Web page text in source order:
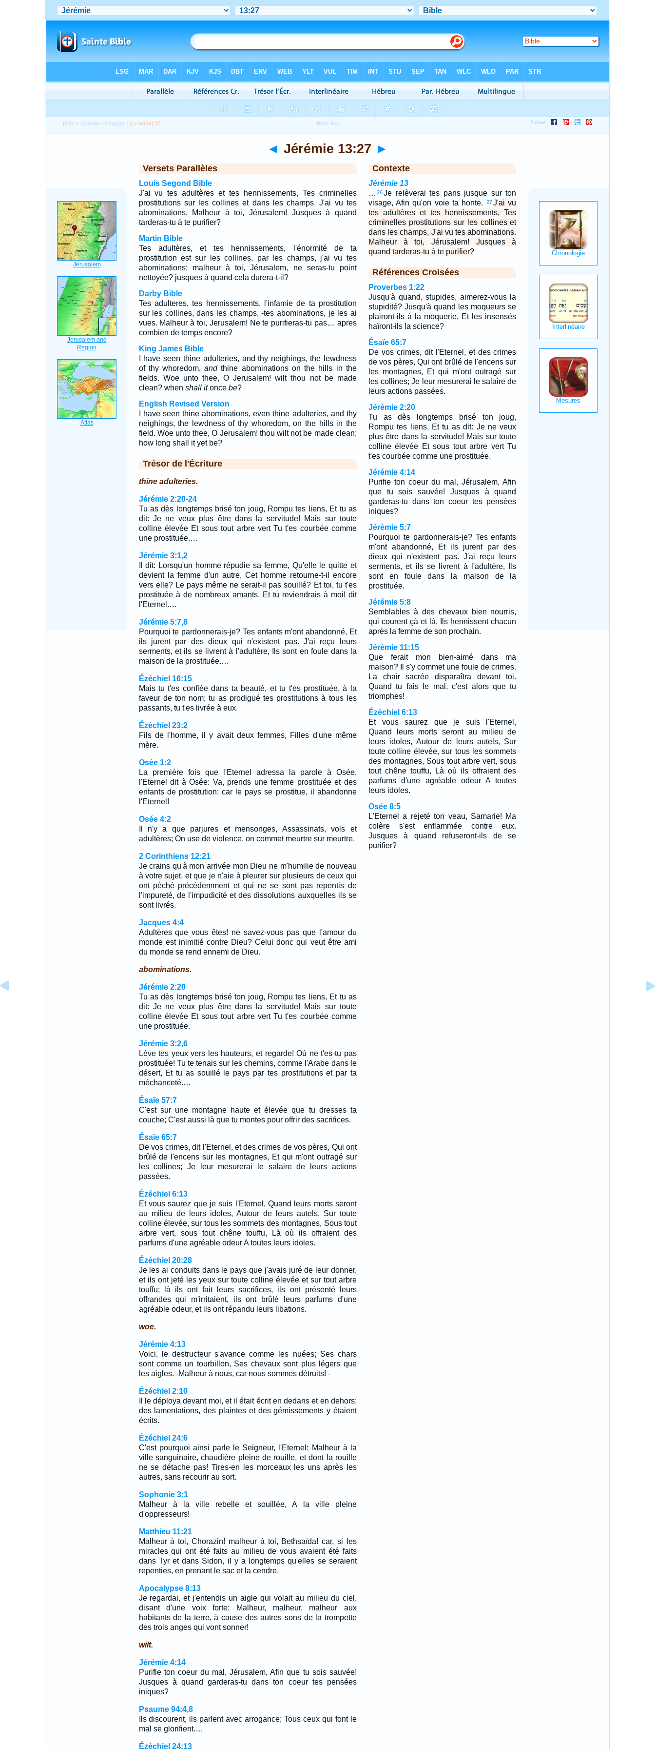
Bible >Jérémie >Chapitre 13 > Verset 27
◄ Jérémie 13:27 ►
Versets Parallèles
Louis Segond Bible
J'ai vu tes adultères et tes hennissements, Tes criminelles
prostitutions sur les collines et dans les champs, J'ai vu tes
abominations. Malheur à toi, Jérusalem! Jusques à quand
tarderas-tu à te purifier?
Martin Bible
Tes adultères, et tes hennissements, l'énormité de ta
prostitution est sur les collines, par les champs, j'ai vu tes
abominations; malheur à toi, Jérusalem, ne seras-tu point
nettoyée? jusques à quand cela durera-t-il?
Darby Bible
Tes adulteres, tes hennissements, l'infamie de ta prostitution
sur les collines, dans les champs, -tes abominations, je les ai
vues. Malheur à toi, Jerusalem! Ne te purifieras-tu pas,... apres
combien de temps encore?
King James Bible
I have seen thine adulteries, and thy neighings, the lewdness
of thy whoredom,andthine abominations on the hills in the
fields. Woe unto thee, O Jerusalem! wilt thou not be made
clean? when shall itonce be?
English Revised Version
I have seen thine abominations, even thine adulteries, and thy
neighings, the lewdness of thy whoredom, on the hills in the
field. Woe unto thee, O Jerusalem! thou wilt not be made clean;
how long shall it yet be?
Trésor de l'Écriture
thine adulteries.
Jérémie 2:20-24
Tu as dès longtemps brisé ton joug, Rompu tes liens, Et tu as
dit: Je ne veux plus être dans la servitude! Mais sur toute
colline élevée Et sous tout arbre vert Tu t'es courbée comme
une prostituée.…
Jérémie 3:1,2
Il dit: Lorsqu'un homme répudie sa femme, Qu'elle le quitte et
devient la femme d'un autre, Cet homme retourne-t-il encore
vers elle? Le pays même ne serait-il pas souillé? Et toi, tu t'es
prostituée à de nombreux amants, Et tu reviendrais à moi! dit
l'Eternel.…
Jérémie 5:7,8
Pourquoi te pardonnerais-je? Tes enfants m'ont abandonné, Et
ils jurent par des dieux qui n'existent pas. J'ai reçu leurs
serments, et ils se livrent à l'adultère, Ils sont en foule dans la
maison de la prostituée.…
Ézéchiel 16:15
Mais tu t'es confiée dans ta beauté, et tu t'es prostituée, à la
faveur de ton nom; tu as prodigué tes prostitutions à tous les
passants, tu t'es livrée à eux.
Ézéchiel 23:2
Fils de l'homme, il y avait deux femmes, Filles d'une même
mère.
Osée 1:2
La première fois que l'Eternel adressa la parole à Osée,
l'Eternel dit à Osée: Va, prends une femme prostituée et des
enfants de prostitution; car le pays se prostitue, il abandonne
l'Eternel!
Osée 4:2
Il n'y a que parjures et mensonges, Assassinats, vols et
adultères; On use de violence, on commet meurtre sur meurtre.
2 Corinthiens 12:21
Je crains qu'à mon arrivée mon Dieu ne m'humilie de nouveau
à votre sujet, et que je n'aie à pleurer sur plusieurs de ceux qui
ont péché précédemment et qui ne se sont pas repentis de
l'impureté, de l'impudicité et des dissolutions auxquelles ils se
sont livrés.
Jacques 4:4
Adultères que vous êtes! ne savez-vous pas que l'amour du
monde est inimitié contre Dieu? Celui donc qui veut être ami
du monde se rend ennemi de Dieu.
abominations.
Jérémie 2:20
Tu as dès longtemps brisé ton joug, Rompu tes liens, Et tu as
dit: Je ne veux plus être dans la servitude! Mais sur toute
colline élevée Et sous tout arbre vert Tu t'es courbée comme
une prostituée.
Jérémie 3:2,6
Lève tes yeux vers les hauteurs, et regarde! Où ne t'es-tu pas
prostituée! Tu te tenais sur les chemins, comme l'Arabe dans le
désert, Et tu as souillé le pays par tes prostitutions et par ta
méchanceté.…
Ésaïe 57:7
C'est sur une montagne haute et élevée que tu dresses ta
couche; C'est aussi là que tu montes pour offrir des sacrifices.
Ésaïe 65:7
De vos crimes, dit l'Eternel, et des crimes de vos pères, Qui ont
brûlé de l'encens sur les montagnes, Et qui m'ont outragé sur
les collines; Je leur mesurerai le salaire de leurs actions
passées.
Ézéchiel 6:13
Et vous saurez que je suis l'Eternel, Quand leurs morts seront
au milieu de leurs idoles, Autour de leurs autels, Sur toute
colline élevée, sur tous les sommets des montagnes, Sous tout
arbre vert, sous tout chêne touffu, Là où ils offraient des
parfums d'une agréable odeur A toutes leurs idoles.
Ézéchiel 20:28
Je les ai conduits dans le pays que j'avais juré de leur donner,
et ils ont jeté les yeux sur toute colline élevée et sur tout arbre
touffu; là ils ont fait leurs sacrifices, ils ont présenté leurs
offrandes qui m'irritaient, ils ont brûlé leurs parfums d'une
agréable odeur, et ils ont répandu leurs libations.
woe.
Jérémie 4:13
Voici, le destructeur s'avance comme les nuées; Ses chars
sont comme un tourbillon, Ses chevaux sont plus légers que
les aigles. -Malheur à nous, car nous sommes détruits! -
Ézéchiel 2:10
Il le déploya devant moi, et il était écrit en dedans et en dehors;
des lamentations, des plaintes et des gémissements y étaient
écrits.
Ézéchiel 24:6
C'est pourquoi ainsi parle le Seigneur, l'Eternel: Malheur à la
ville sanguinaire, chaudière pleine de rouille, et dont la rouille
ne se détache pas! Tires-en les morceaux les uns après les
autres, sans recourir au sort.
Sophonie 3:1
Malheur à la ville rebelle et souillée, A la ville pleine
d'oppresseurs!
Matthieu 11:21
Malheur à toi, Chorazin! malheur à toi, Bethsaïda! car, si les
miracles qui ont été faits au milieu de vous avaient été faits
dans Tyr et dans Sidon, il y a longtemps qu'elles se seraient
repenties, en prenant le sac et la cendre.
Apocalypse 8:13
Je regardai, et j'entendis un aigle qui volait au milieu du ciel,
disant d'une voix forte: Malheur, malheur, malheur aux
habitants de la terre, à cause des autres sons de la trompette
des trois anges qui vont sonner!
wilt.
Jérémie 4:14
Purifie ton coeur du mal, Jérusalem, Afin que tu sois sauvée!
Jusques à quand garderas-tu dans ton coeur tes pensées
iniques?
Psaume 94:4,8
Ils discourent, ils parlent avec arrogance; Tous ceux qui font le
mal se glorifient.…
Ézéchiel 24:13
Contexte
Jérémie 13
… 26Je relèverai tes pans jusque sur ton
visage, Afin qu'on voie ta honte.
27J'ai vu
tes adultères et tes hennissements, Tes
criminelles prostitutions sur les collines et
dans les champs, J'ai vu tes abominations.
Malheur à toi, Jérusalem! Jusques à
quand tarderas-tu à te purifier?
Références Croisées
Proverbes 1:22
Jusqu'à quand, stupides, aimerez-vous la
stupidité? Jusqu'à quand les moqueurs se
plairont-ils à la moquerie, Et les insensés
haïront-ils la science?
Ésaïe 65:7
De vos crimes, dit l'Eternel, et des crimes
de vos pères, Qui ont brûlé de l'encens sur
les montagnes, Et qui m'ont outragé sur
les collines; Je leur mesurerai le salaire de
leurs actions passées.
Jérémie 2:20
Tu as dès longtemps brisé ton joug,
Rompu tes liens, Et tu as dit: Je ne veux
plus être dans la servitude! Mais sur toute
colline élevée Et sous tout arbre vert Tu
t'es courbée comme une prostituée.
Jérémie 4:14
Purifie ton coeur du mal, Jérusalem, Afin
que tu sois sauvée! Jusques à quand
garderas-tu dans ton coeur tes pensées
iniques?
Jérémie 5:7
Pourquoi te pardonnerais-je? Tes enfants
m'ont abandonné, Et ils jurent par des
dieux qui n'existent pas. J'ai reçu leurs
serments, et ils se livrent à l'adultère, Ils
sont en foule dans la maison de la
prostituée.
Jérémie 5:8
Semblables à des chevaux bien nourris,
qui courent çà et là, Ils hennissent chacun
après la femme de son prochain.
Jérémie 11:15
Que ferait mon bien-aimé dans ma
maison? Il s'y commet une foule de crimes.
La chair sacrée disparaîtra devant toi.
Quand tu fais le mal, c'est alors que tu
triomphes!
Ézéchiel 6:13
Et vous saurez que je suis l'Eternel,
Quand leurs morts seront au milieu de
leurs idoles, Autour de leurs autels, Sur
toute colline élevée, sur tous les sommets
des montagnes, Sous tout arbre vert, sous
tout chêne touffu, Là où ils offraient des
parfums d'une agréable odeur A toutes
leurs idoles.
Osée 8:5
L'Eternel a rejeté ton veau, Samarie! Ma
colère s'est enflammée contre eux.
Jusques à quand refuseront-ils de se
purifier?